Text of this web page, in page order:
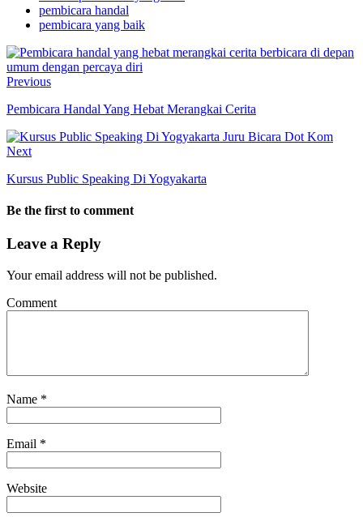
pembicara handal
pembicara yang baik
Previous
Pembicara Handal Yang Hebat Merangkai Cerita
Next
Kursus Public Speaking Di Yogyakarta
Be the first to comment
Leave a Reply
Your email address will not be published.
Comment
Name *
Email *
Website